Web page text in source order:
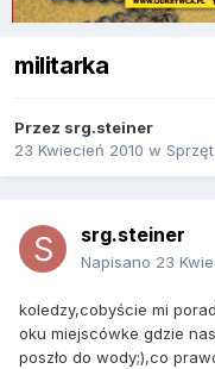
militarka
Przez srg.steiner
23 Kwiecień 2010 w
srg.steiner
Napisano 23
koledzy,cobyście mi
oku miejscówke gdzie
poszło do wody;),co